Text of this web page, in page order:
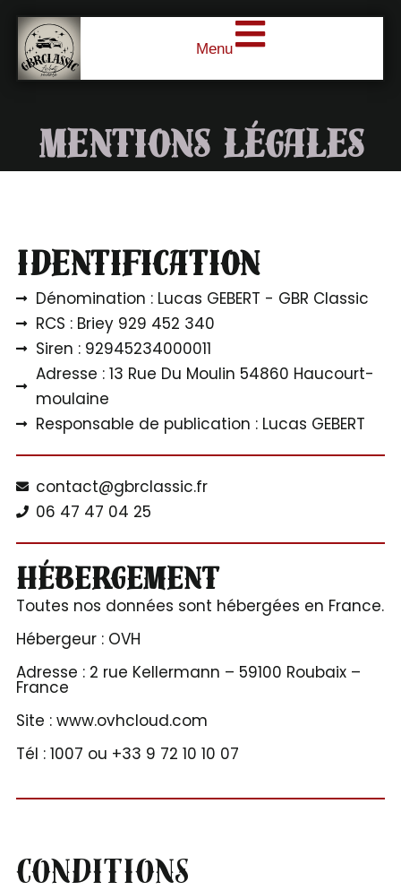
contenu
Menu
Mentions légales
Identification
Dénomination : Lucas GEBERT - GBR Classic
RCS : Briey 929 452 340
Siren : 92945234000011
Adresse : 13 Rue Du Moulin 54860 Haucourt-
moulaine
Responsable de publication : Lucas GEBERT
contact@gbrclassic.fr
06 47 47 04 25
Hébergement
Toutes nos données sont hébergées en France.
Hébergeur : OVH
Adresse : 2 rue Kellermann – 59100 Roubaix –
France
Site : www.ovhcloud.com
Tél : 1007 ou +33 9 72 10 10 07
Conditions